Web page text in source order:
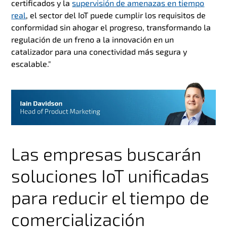
certificados y lasupervisión de amenazas en tiempo
real, el sector del IoT puede cumplir los requisitos de
conformidad sin ahogar el progreso, transformando la
regulación de un freno a la innovación en un
catalizador para una conectividad más segura y
escalable."
Las empresas buscarán
soluciones IoT unificadas
para reducir el tiempo de
comercialización